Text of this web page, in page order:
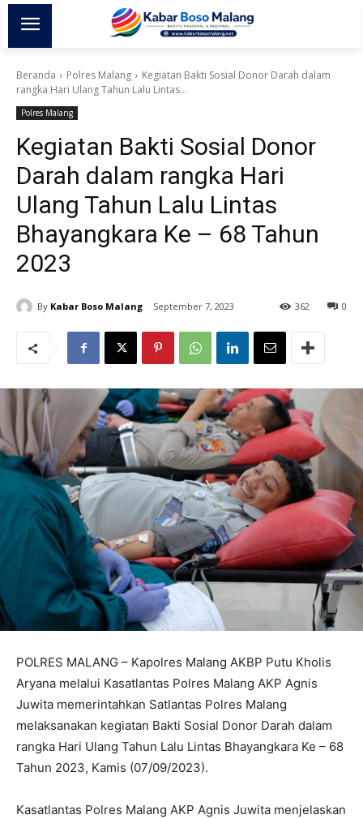
Beranda Polres Malang
Kegiatan Bakti Sosial Donor Darah dalam
rangka Hari Ulang Tahun Lalu Lintas...
Polres Malang
Kegiatan Bakti Sosial Donor
Darah dalam rangka Hari
Ulang Tahun Lalu Lintas
Bhayangkara Ke – 68 Tahun
2023
By Kabar Boso Malang September 7, 2023 0
362
POLRES MALANG – Kapolres Malang AKBP Putu Kholis
Aryana melalui Kasatlantas Polres Malang AKP Agnis
Juwita memerintahkan Satlantas Polres Malang
melaksanakan kegiatan Bakti Sosial Donor Darah dalam
rangka Hari Ulang Tahun Lalu Lintas Bhayangkara Ke – 68
Tahun 2023, Kamis (07/09/2023).
Kasatlantas Polres Malang AKP Agnis Juwita menjelaskan